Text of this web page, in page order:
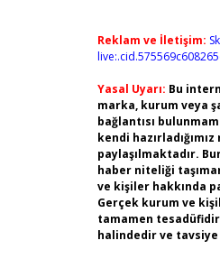
Reklam ve İletişim:
Yasal Uyarı: Bu
marka, kurum veya
bağlantısı
kendi
paylaşılmaktadır.
haber niteliği
ve kişiler hakkında
Gerçek kurum ve
tamamen
halindedir ve